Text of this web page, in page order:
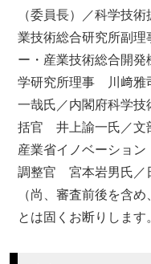
（委員長）／科学技
業技術総合研究所副
ー・産業技術総合開
学研究所理事 川﨑雅
一哉氏／内閣府科学
括官 井上諭一氏／文
産業省イノベーショ
調整官 宮本岩男氏／
（尚、審査前後を含
とは固くお断りします